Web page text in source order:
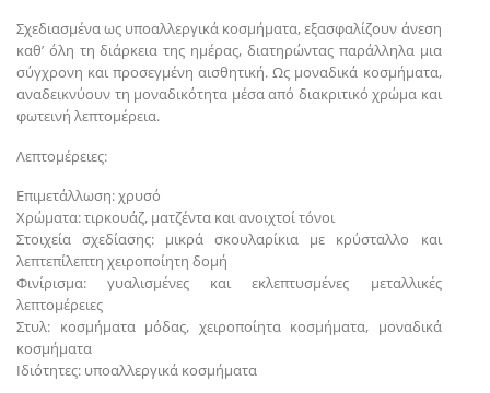
Σχεδιασμένα ως υποαλλεργικά κοσμήματα, εξασφαλίζουν άνεση
καθ’ όλη τη διάρκεια της ημέρας, διατηρώντας παράλληλα μια
σύγχρονη και προσεγμένη αισθητική. Ως μοναδικά κοσμήματα,
αναδεικνύουν τη μοναδικότητα μέσα από διακριτικό χρώμα και
φωτεινή λεπτομέρεια.
Λεπτομέρειες:
Επιμετάλλωση: χρυσό
Χρώματα: τιρκουάζ, ματζέντα και ανοιχτοί τόνοι
Στοιχεία σχεδίασης: μικρά σκουλαρίκια με κρύσταλλο και
λεπτεπίλεπτη χειροποίητη δομή
Φινίρισμα: γυαλισμένες και εκλεπτυσμένες μεταλλικές
λεπτομέρειες
Στυλ: κοσμήματα μόδας, χειροποίητα κοσμήματα, μοναδικά
κοσμήματα
Ιδιότητες: υποαλλεργικά κοσμήματα